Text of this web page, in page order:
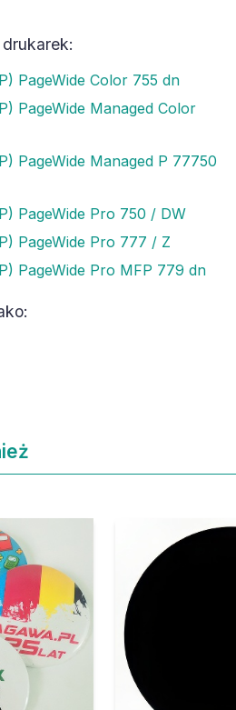
PageWide Color 755 dn
PageWide Managed Color
PageWide Managed P 77750
PageWide Pro 750 / DW
PageWide Pro 777 / Z
PageWide Pro MFP 779 dn